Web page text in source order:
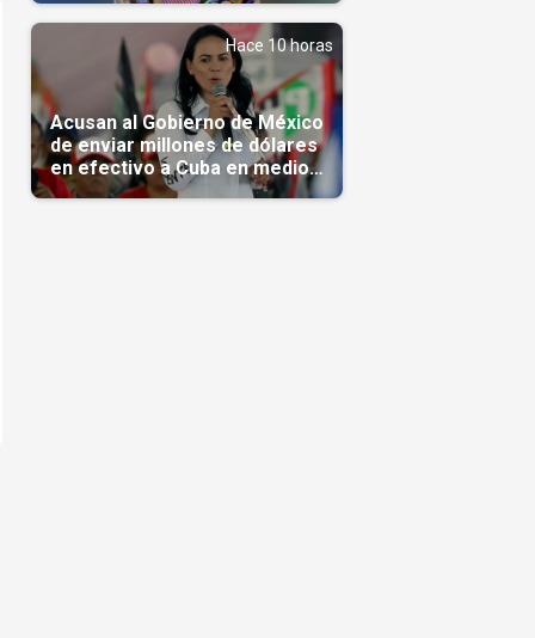
Hace 10 horas
Acusan al Gobierno de México
de enviar millones de dólares
en efectivo a Cuba en medio
de la crisis de la Isla